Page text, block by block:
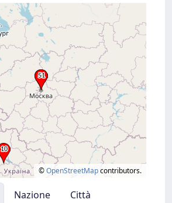
©OpenStreetMapcontributors.
Nazione
Città